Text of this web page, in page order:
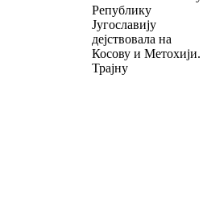
Републику
Југославију
дејствовала на
Косову и Метохији.
Трајну